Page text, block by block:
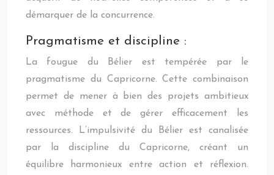
démarquer de la concurrence.
Pragmatisme et discipline :
La fougue du Bélier est tempérée par le
pragmatisme du Capricorne. Cette combinaison
permet de mener à bien des projets ambitieux
avec méthode et de gérer efficacement les
ressources. L’impulsivité du Bélier est canalisée
par la discipline du Capricorne, créant un
équilibre harmonieux entre action et réflexion.